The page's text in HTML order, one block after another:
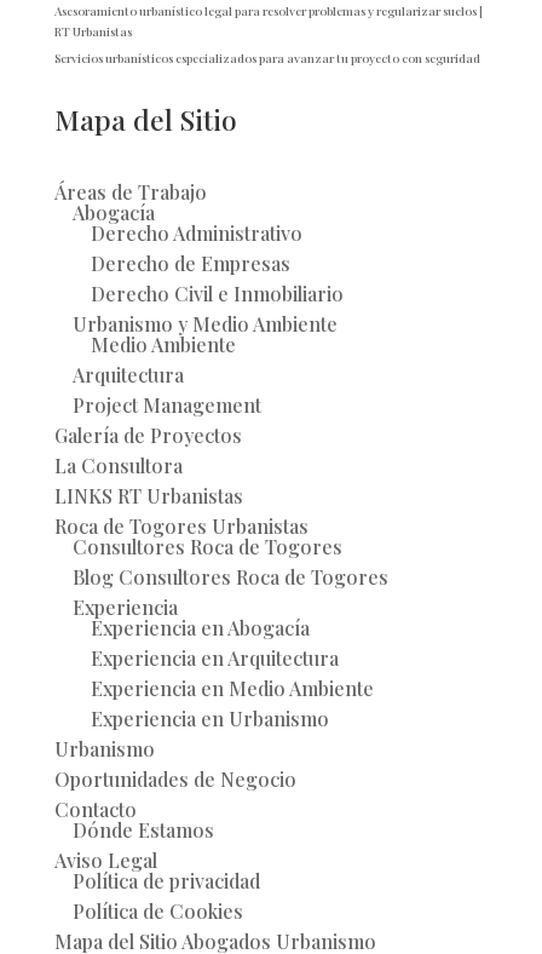
Asesoramiento urbanístico legal para resolver problemas y regularizar suelos |
RT Urbanistas
Servicios urbanísticos especializados para avanzar tu proyecto con seguridad
Mapa del Sitio
Áreas de Trabajo
Abogacía
Derecho Administrativo
Derecho de Empresas
Derecho Civil e Inmobiliario
Urbanismo y Medio Ambiente
Medio Ambiente
Arquitectura
Project Management
Galería de Proyectos
La Consultora
LINKS RT Urbanistas
Roca de Togores Urbanistas
Consultores Roca de Togores
Blog Consultores Roca de Togores
Experiencia
Experiencia en Abogacía
Experiencia en Arquitectura
Experiencia en Medio Ambiente
Experiencia en Urbanismo
Urbanismo
Oportunidades de Negocio
Contacto
Dónde Estamos
Aviso Legal
Política de privacidad
Política de Cookies
Mapa del Sitio Abogados Urbanismo